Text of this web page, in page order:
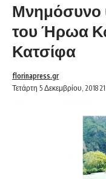
Μνημόσυνο
του Ήρωα
Κατσίφα
Τετάρτη 5 Δεκεμβρίου, 2018
florinapress.gr